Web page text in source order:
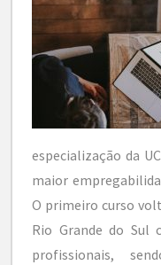
especialização da
maior
O primeiro curso
Rio Grande do Sul
profissionais,